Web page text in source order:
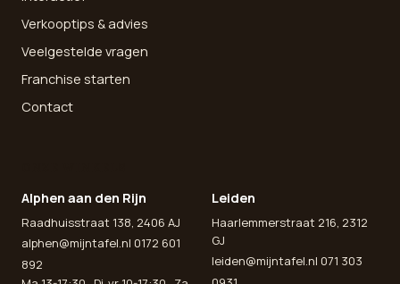
Verkooptips & advies
Veelgestelde vragen
Franchise starten
Contact
Alphen aan den Rijn
Raadhuisstraat 138, 2406 AJ
alphen@mijntafel.nl 0172 601
892
Leiden
Haarlemmerstraat 216, 2312
GJ
leiden@mijntafel.nl 071 303